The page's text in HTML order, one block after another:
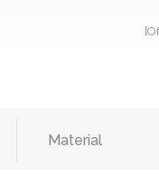
Material